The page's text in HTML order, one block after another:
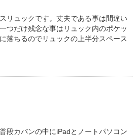
リュックです。丈夫である事は間違い
つだけ残念な事はリュック内のポケッ
落ちるのでリュックの上半分スペース
段カバンの中にiPadとノートパソコン